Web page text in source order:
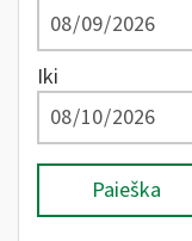
Iki
Paieška